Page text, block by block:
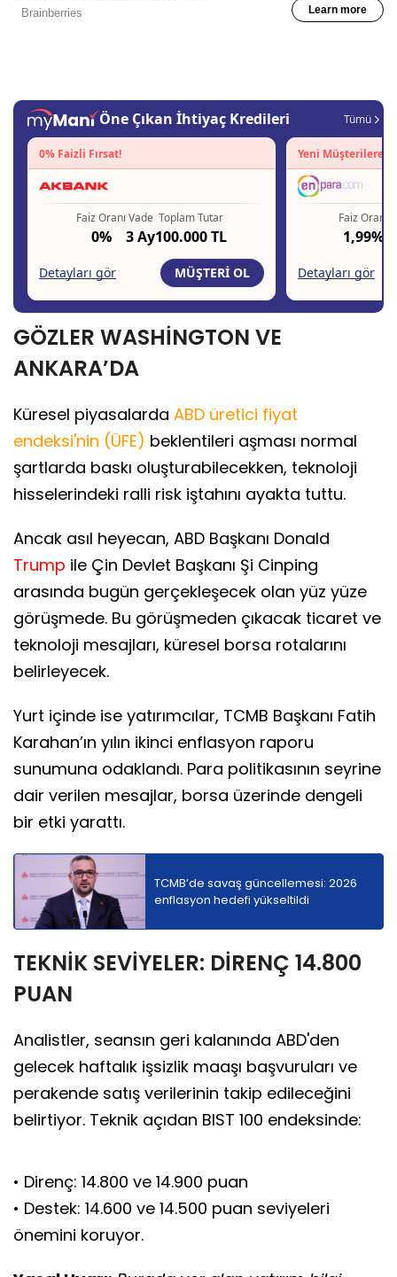
GÖZLER WASHİNGTON VE
ANKARA’DA
Küresel piyasalarda ABD üretici fiyat
endeksi'nin (ÜFE) beklentileri aşması normal
şartlarda baskı oluşturabilecekken, teknoloji
hisselerindeki ralli risk iştahını ayakta tuttu.
Ancak asıl heyecan, ABD Başkanı Donald
Trump ile Çin Devlet Başkanı Şi Cinping
arasında bugün gerçekleşecek olan yüz yüze
görüşmede. Bu görüşmeden çıkacak ticaret ve
teknoloji mesajları, küresel borsa rotalarını
belirleyecek.
Yurt içinde ise yatırımcılar, TCMB Başkanı Fatih
Karahan’ın yılın ikinci enflasyon raporu
sunumuna odaklandı. Para politikasının seyrine
dair verilen mesajlar, borsa üzerinde dengeli
bir etki yarattı.
TCMB’de savaş güncellemesi: 2026
enflasyon hedefi yükseltildi
TEKNİK SEVİYELER: DİRENÇ 14.800
PUAN
Analistler, seansın geri kalanında ABD'den
gelecek haftalık işsizlik maaşı başvuruları ve
perakende satış verilerinin takip edileceğini
belirtiyor. Teknik açıdan BIST 100 endeksinde:
• Direnç: 14.800 ve 14.900 puan
• Destek: 14.600 ve 14.500 puan seviyeleri
önemini koruyor.